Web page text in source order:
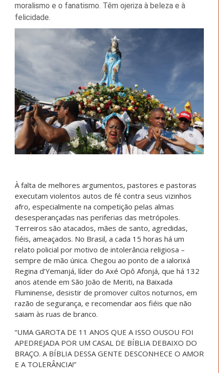
moralismo e o fanatismo. Têm ojeriza à beleza e à
felicidade.
À falta de melhores argumentos, pastores e pastoras
executam violentos autos de fé contra seus vizinhos
afro, especialmente na competição pelas almas
desesperançadas nas periferias das metrópoles.
Terreiros são atacados, mães de santo, agredidas,
fiéis, ameaçados. No Brasil, a cada 15 horas há um
relato policial por motivo de intolerância religiosa –
sempre de mão única. Chegou ao ponto de a ialorixá
Regina d’Yemanjá, líder do Axé Opô Afonjá, que há 132
anos atende em São João de Meriti, na Baixada
Fluminense, desistir de promover cultos noturnos, em
razão de segurança, e recomendar aos fiéis que não
saiam às ruas de branco.
“UMA GAROTA DE 11 ANOS QUE A ISSO OUSOU FOI
APEDREJADA POR UM CASAL DE BÍBLIA DEBAIXO DO
BRAÇO. A BÍBLIA DESSA GENTE DESCONHECE O AMOR
E A TOLERÂNCIA!”